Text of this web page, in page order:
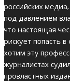
российских
под давлением
что настоящая
рискует попасть
хотим эту
журналистах
провластных